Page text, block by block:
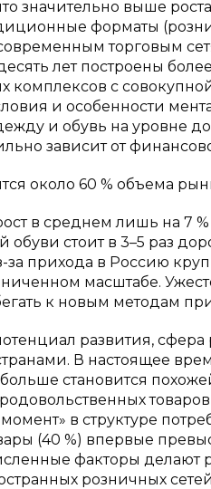
значительно выше
форматы
торговым
лет построены
комплексов с
и особенности
и обувь на уровне
зависит от
около 60 % объема
в среднем лишь на 7
обуви стоит в 3–5 раз
прихода в Россию
масштабе.
к новым методам
развития,
В настоящее
больше становится
в структуре
(40 %) впервые
факторы делают
розничных